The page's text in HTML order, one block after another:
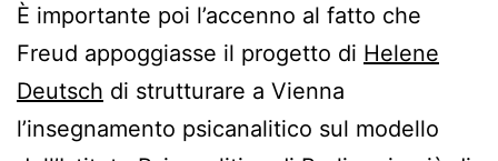
È importante poi l’accenno al fatto che
Freud appoggiasse il progetto di Helene
Deutsch di strutturare a Vienna
l’insegnamento psicanalitico sul modello